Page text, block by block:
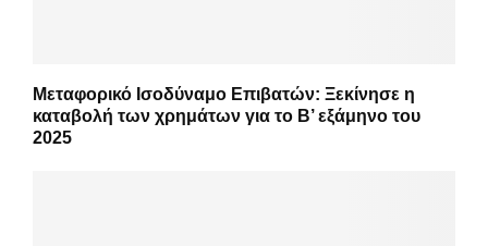
Μεταφορικό Ισοδύναμο Επιβατών: Ξεκίνησε η
καταβολή των χρημάτων για το Β’ εξάμηνο του
2025